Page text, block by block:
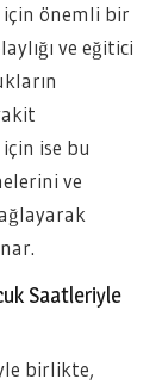
için önemli bir
ve eğitici
ise bu
ve
Saatleriyle
birlikte,